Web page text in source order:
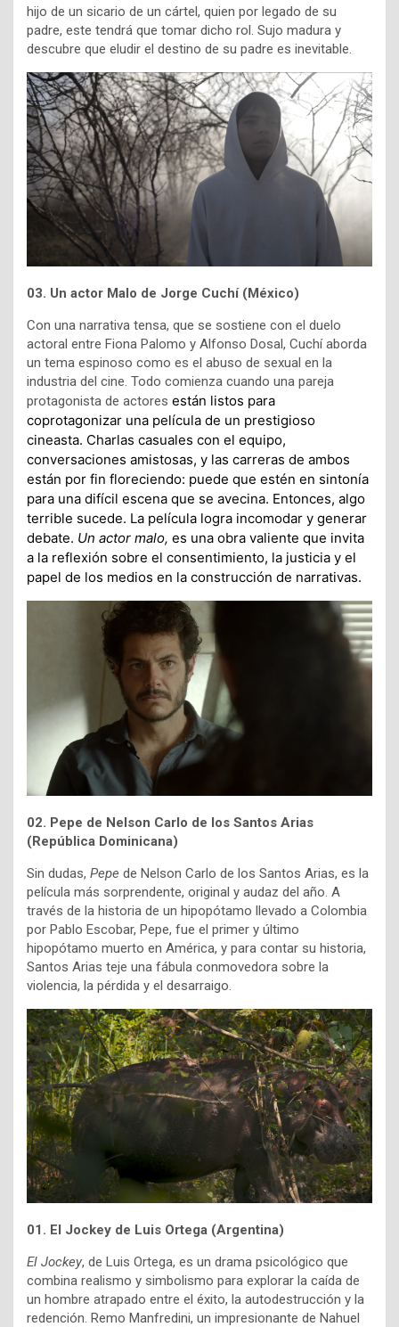
hijo de un sicario de un cártel, quien por legado de su
padre, este tendrá que tomar dicho rol. Sujo madura y
descubre que eludir el destino de su padre es inevitable.
03. Un actor Malo de Jorge Cuchí (México)
Con una narrativa tensa, que se sostiene con el duelo
actoral entre Fiona Palomo y Alfonso Dosal, Cuchí aborda
un tema espinoso como es el abuso de sexual en la
industria del cine. Todo comienza cuando una pareja
protagonista de actores están listos para
coprotagonizar una película de un prestigioso
cineasta. Charlas casuales con el equipo,
conversaciones amistosas, y las carreras de ambos
están por fin floreciendo: puede que estén en sintonía
para una difícil escena que se avecina. Entonces, algo
terrible sucede. La película logra incomodar y generar
debate. Un actor malo, es una obra valiente que invita
a la reflexión sobre el consentimiento, la justicia y el
papel de los medios en la construcción de narrativas.
02. Pepe de Nelson Carlo de los Santos Arias
(República Dominicana)
Sin dudas, Pepe de Nelson Carlo de los Santos Arias, es la
película más sorprendente, original y audaz del año. A
través de la historia de un hipopótamo llevado a Colombia
por Pablo Escobar, Pepe, fue el primer y último
hipopótamo muerto en América, y para contar su historia,
Santos Arias teje una fábula conmovedora sobre la
violencia, la pérdida y el desarraigo.
01. El Jockey de Luis Ortega (Argentina)
El Jockey, de Luis Ortega, es un drama psicológico que
combina realismo y simbolismo para explorar la caída de
un hombre atrapado entre el éxito, la autodestrucción y la
redención. Remo Manfredini, un impresionante de Nahuel